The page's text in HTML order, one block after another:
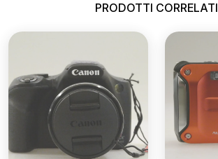
PRODOTTI CORRELATI